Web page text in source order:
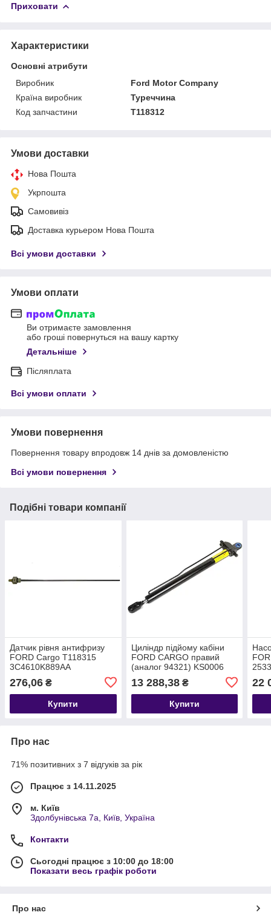
Приховати
Характеристики
Основні атрибути
Виробник
Ford Motor Company
Країна виробник
Туреччина
Код запчастини
T118312
Умови доставки
Нова Пошта
Укрпошта
Самовивіз
Доставка курьером Нова Пошта
Всі умови доставки
Умови оплати
Ви отримаєте замовлення
або гроші повернуться на вашу картку
Детальніше
Післяплата
Всі умови оплати
Умови повернення
Повернення товару впродовж 14 днів за домовленістю
Всі умови повернення
Подібні товари компанії
Датчик рівня антифризу
FORD Cargo T118315
3C4610K889AA
276,06 ₴
Купити
Циліндр підйому кабіни
FORD CARGO правий
(аналог 94321) KS0006
(T118277) 3C4600354AA
13 288,38₴
Купити
22
Про нас
71% позитивних з 7 відгуків за рік
Працює з 14.11.2025
м. Київ
Здолбунівська 7а, Київ, Україна
Контакти
Сьогодні працює з 10:00 до 18:00
Показати весь графік роботи
Про нас